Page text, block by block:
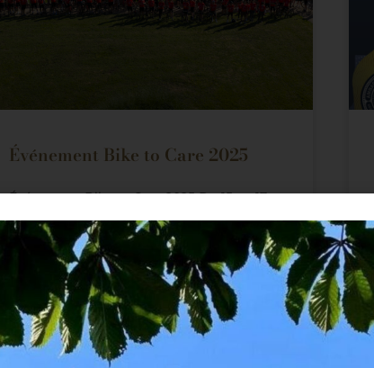
Événement Bike to Care 2025
Événement Bike to Care 2025 Du 15 au 17
revenu à Bordeaux pour sa 4ème édition,
avec un
LIRE LA SUITE